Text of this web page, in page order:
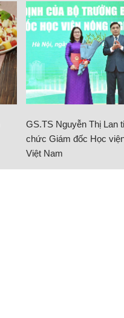
GS.TS Nguyễn Thị Lan
chức Giám đốc Học
Việt Nam